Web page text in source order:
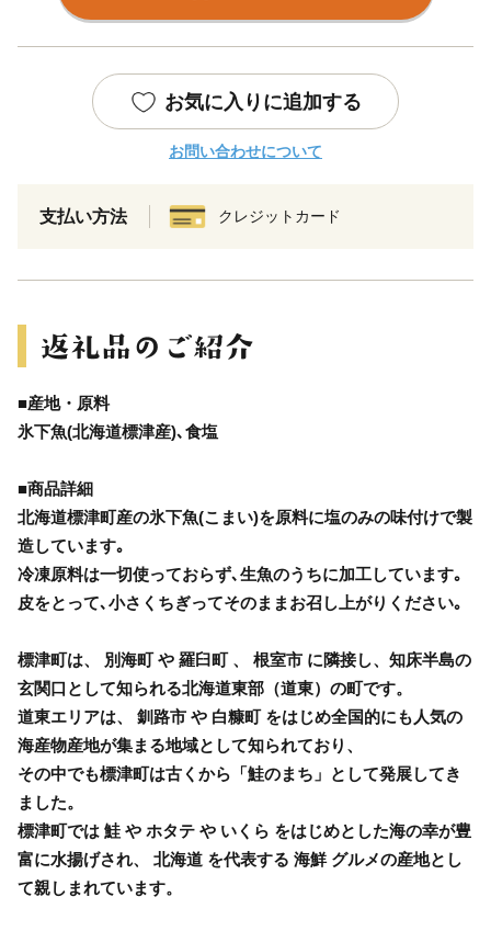
お気に入りに追加する
お問い合わせについて
支払い方法 クレジットカード
■産地・原料
氷下魚(北海道標津産)､食塩
■商品詳細
北海道標津町産の氷下魚(こまい)を原料に塩のみの味付けで製
造しています｡
冷凍原料は一切使っておらず､生魚のうちに加工しています｡
皮をとって､小さくちぎってそのままお召し上がりください｡
標津町は、 別海町 や 羅臼町 、 根室市 に隣接し、知床半島の
玄関口として知られる北海道東部（道東）の町です。
道東エリアは、 釧路市 や 白糠町 をはじめ全国的にも人気の
海産物産地が集まる地域として知られており、
その中でも標津町は古くから「鮭のまち」として発展してき
ました。
標津町では 鮭 や ホタテ や いくら をはじめとした海の幸が豊
富に水揚げされ、 北海道 を代表する 海鮮 グルメの産地とし
て親しまれています。